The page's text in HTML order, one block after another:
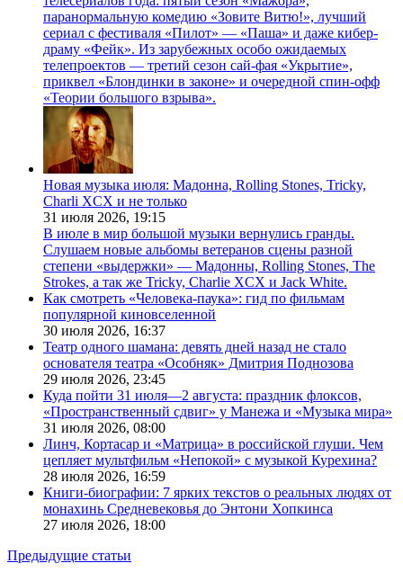
паранормальную комедию «Зовите Витю!», лучший
сериал с фестиваля «Пилот» — «Паша» и даже кибер-
драму «Фейк». Из зарубежных особо ожидаемых
телепроектов — третий сезон сай-фая «Укрытие»,
приквел «Блондинки в законе» и очередной спин-офф
«Теории большого взрыва».
Новая музыка июля: Мадонна, Rolling Stones, Tricky,
Charli XCX и не только
31 июля 2026, 19:15
В июле в мир большой музыки вернулись гранды.
Слушаем новые альбомы ветеранов сцены разной
степени «выдержки» — Мадонны, Rolling Stones, The
Strokes, а так же Tricky, Charlie XCX и Jack White.
Как смотреть «Человека-паука»: гид по фильмам
популярной киновселенной
30 июля 2026, 16:37
Театр одного шамана: девять дней назад не стало
основателя театра «Особняк» Дмитрия Поднозова
29 июля 2026, 23:45
Куда пойти 31 июля—2 августа: праздник флоксов,
«Пространственный сдвиг» у Манежа и «Музыка мира»
31 июля 2026, 08:00
Линч, Кортасар и «Матрица» в российской глуши. Чем
цепляет мультфильм «Непокой» с музыкой Курехина?
28 июля 2026, 16:59
Книги-биографии: 7 ярких текстов о реальных людях от
монахинь Средневековья до Энтони Хопкинса
27 июля 2026, 18:00
Предыдущие статьи